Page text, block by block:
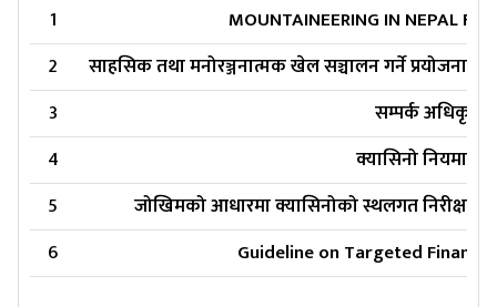
1
MOUNTAINEERING IN NEPAL
2
साहसिक तथा मनोरञ्जनात्मक खेल सञ्चालन गर्ने
3
सम्पर्क अधिकृत
4
क्यासिनो
5
जोखिमको आधारमा क्यासिनोको स्थलगत निरीक्षण
6
Guideline on Targeted